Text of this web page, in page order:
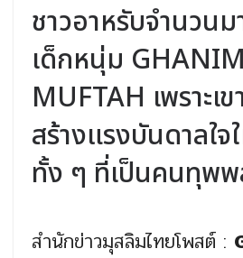
ชาวอาหรับจำนวน
เด็กหนุ่ม
MUFTAH เพราะเ
สร้างแรงบันดาลใ
ทั้ง ๆ ที่เป็นคนทุพ
สำนักข่าวมุสลิมไทยโพสต์ :